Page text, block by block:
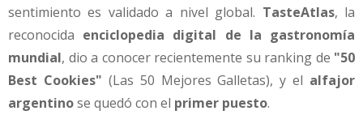
sentimiento es validado a nivel global. TasteAtlas, la
reconocida enciclopedia digital de la gastronomía
mundial, dio a conocer recientemente su ranking de "50
Best Cookies" (Las 50 Mejores Galletas), y el alfajor
argentinose quedó con el primer puesto.